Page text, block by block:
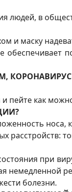
людей, в
и маску
пейте как
расстройств:
при
немедленной
болезни.